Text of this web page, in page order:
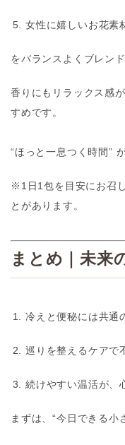
女性に嬉しいお花素
をバランスよくブレンド
香りにもリラックス感
すめです。
“ほっと一息つく時間”
※1日1包を目安にお召
とがあります。
まとめ｜未来
冷えと便秘には共通
巡りを整えるケアで
続けやすい温活が、
まずは、“今日できる小